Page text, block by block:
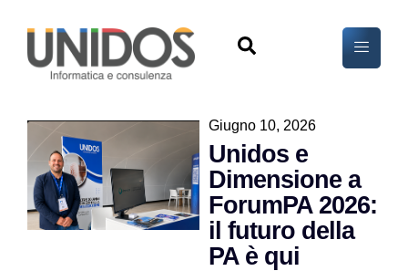
Giugno 10, 2026
Unidos e
Dimensione a
ForumPA 2026:
il futuro della
PA è qui